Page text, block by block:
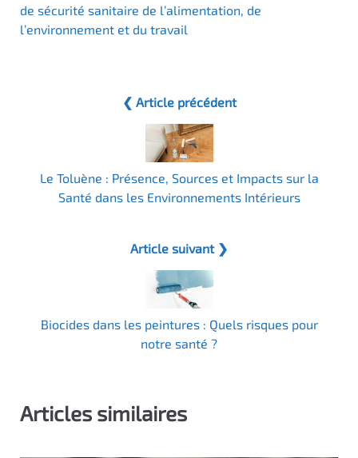
de sécurité sanitaire de l’alimentation, de
l’environnement et du travail
❮ Article précédent
Le Toluène : Présence, Sources et Impacts sur la
Santé dans les Environnements Intérieurs
Article suivant ❯
Biocides dans les peintures : Quels risques pour
notre santé ?
Articles similaires